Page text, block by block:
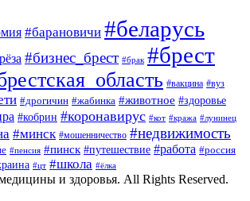
#барановичи #беларусь
#бизнес_брест #брак #брест
#вакцина #вуз
#дрогичин #жабинка #животное #здоровье
#кобрин #коронавирус #кот #кража #лунинец
#минск #мошенничество #недвижимость
#пенсия #пинск #путешествие #работа #россия
#цт #школа #ёлка
и здоровья. All Rights Reserved.